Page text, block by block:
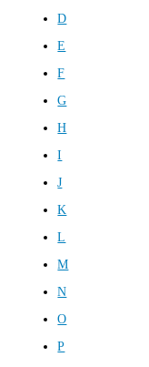
D
E
F
G
H
I
J
K
L
M
N
O
P